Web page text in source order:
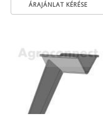
ÁRAJÁNLAT KÉRÉSE